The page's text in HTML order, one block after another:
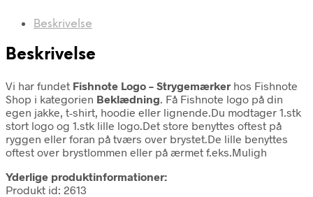
Beskrivelse
Beskrivelse
Vi har fundet Fishnote Logo – Strygemærker hos Fishnote
Shop i kategorien Beklædning. Få Fishnote logo på din
egen jakke, t-shirt, hoodie eller lignende.Du modtager 1.stk
stort logo og 1.stk lille logo.Det store benyttes oftest på
ryggen eller foran på tværs over brystet.De lille benyttes
oftest over brystlommen eller på ærmet f.eks.Muligh
Yderlige produktinformationer:
Produkt id: 2613